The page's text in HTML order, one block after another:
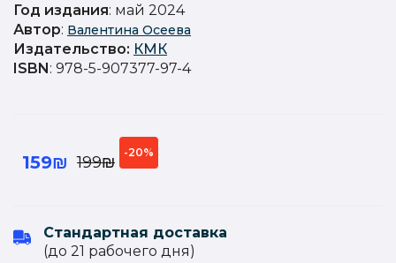
Год издания: май 2024
Автор: Валентина Осеева
Издательство: КМК
ISBN: 978-5-907377-97-4
159₪ 199₪
-20%
Стандартная доставка
(до 21 рабочего дня)